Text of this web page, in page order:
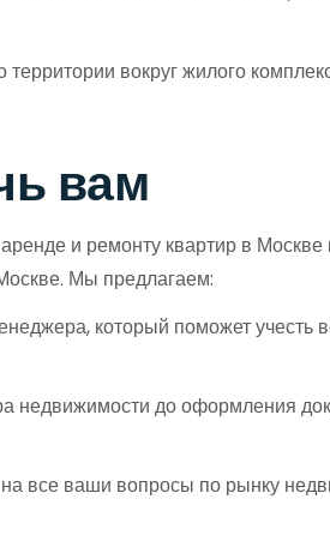
вокруг жилого
вам
и ремонту квартир в
Мы предлагаем:
который поможет
недвижимости до оформления
все ваши вопросы по рынку